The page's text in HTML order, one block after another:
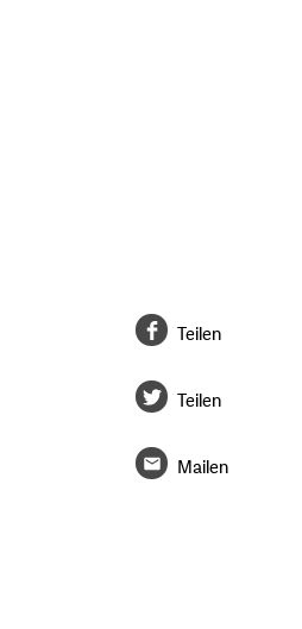
Teilen
Teilen
Mailen